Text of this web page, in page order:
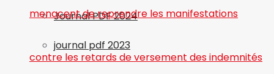
Journal PDF 2024
journal pdf 2023